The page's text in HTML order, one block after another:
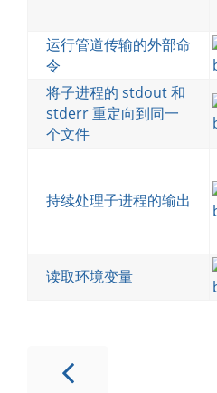
运行管道传输的外部命
令
将子进程的 stdout 和
stderr 重定向到同一
个文件
持续处理子进程的输出
读取环境变量